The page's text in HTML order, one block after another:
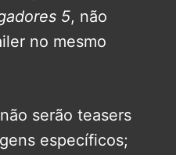
5, não
no mesmo
serão teasers
específicos;